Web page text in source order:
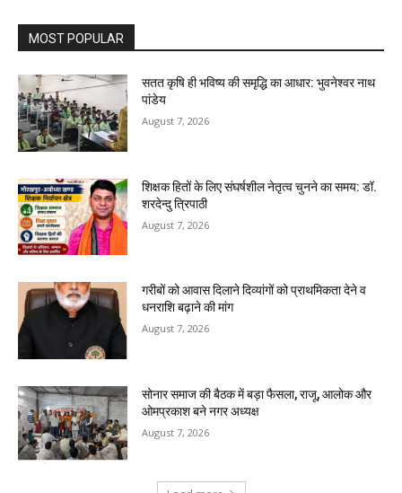
MOST POPULAR
सतत कृषि ही भविष्य की समृद्धि का आधार: भुवनेश्वर नाथ
पांडेय
August 7, 2026
शिक्षक हितों के लिए संघर्षशील नेतृत्व चुनने का समय: डॉ.
शरदेन्दु त्रिपाठी
August 7, 2026
गरीबों को आवास दिलाने दिव्यांगों को प्राथमिकता देने व
धनराशि बढ़ाने की मांग
August 7, 2026
सोनार समाज की बैठक में बड़ा फैसला, राजू, आलोक और
ओमप्रकाश बने नगर अध्यक्ष
August 7, 2026